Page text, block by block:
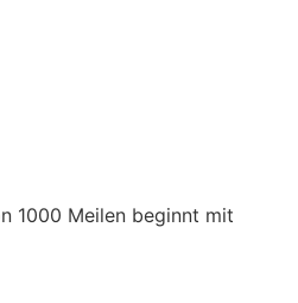
1000 Meilen beginnt mit